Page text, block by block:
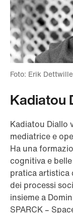
Foto: Erik
Kadiatou
Kadiatou Diallo
mediatrice e
Ha una
cognitiva e
pratica artistica
dei processi
insieme a
SPARCK –